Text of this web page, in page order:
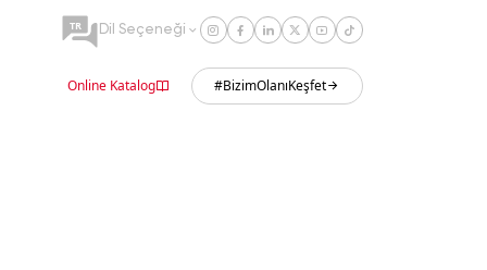
TR Dil Seçeneği
Online Katalog #BizimOlanıKeşfet